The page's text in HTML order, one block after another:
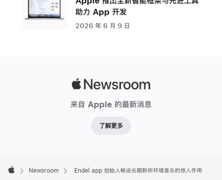
助力 App 开发
2026 年 6 月 9 日
来自 Apple 的最新消息
了解更多
Footer

Newsroom Endel app 创始人畅谈长期聆听环境音乐的惊人作用